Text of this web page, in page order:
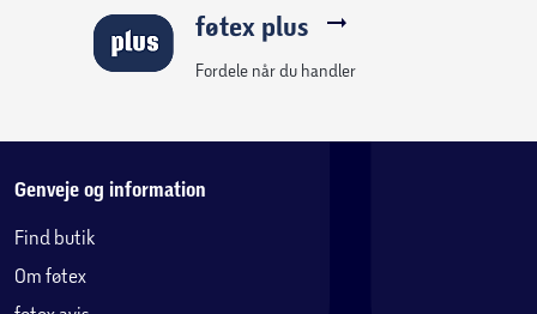
føtex plus
Fordele når du handler
Genveje og information
Find butik
Om føtex